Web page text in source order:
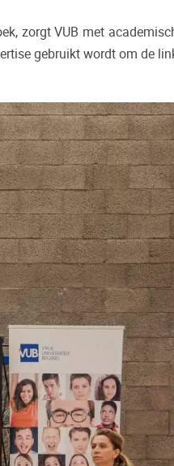
zorgt VUB met
gebruikt wordt om de